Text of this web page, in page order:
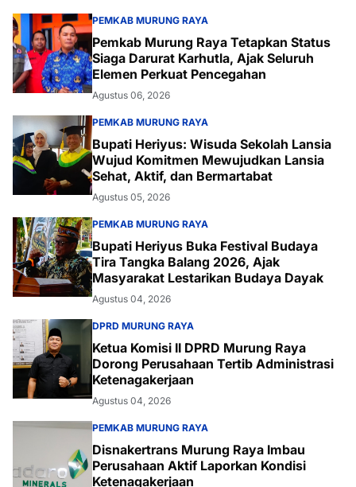
PEMKAB MURUNG RAYA
Pemkab Murung Raya Tetapkan Status
Siaga Darurat Karhutla, Ajak Seluruh
Elemen Perkuat Pencegahan
Agustus 06, 2026
PEMKAB MURUNG RAYA
Bupati Heriyus: Wisuda Sekolah Lansia
Wujud Komitmen Mewujudkan Lansia
Sehat, Aktif, dan Bermartabat
Agustus 05, 2026
PEMKAB MURUNG RAYA
Bupati Heriyus Buka Festival Budaya
Tira Tangka Balang 2026, Ajak
Masyarakat Lestarikan Budaya Dayak
Agustus 04, 2026
DPRD MURUNG RAYA
Ketua Komisi II DPRD Murung Raya
Dorong Perusahaan Tertib Administrasi
Ketenagakerjaan
Agustus 04, 2026
PEMKAB MURUNG RAYA
Disnakertrans Murung Raya Imbau
Perusahaan Aktif Laporkan Kondisi
Ketenagakerjaan